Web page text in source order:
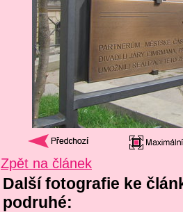
Zpět na článek
Další fotografie ke
podruhé: